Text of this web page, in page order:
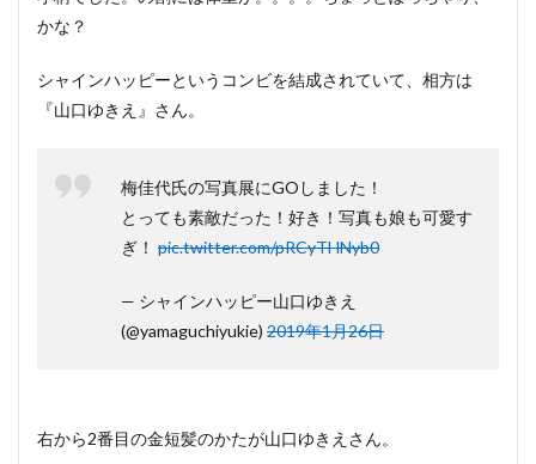
かな？
シャインハッピーというコンビを結成されていて、相方は
『山口ゆきえ』さん。
梅佳代氏の写真展にGOしました！
とっても素敵だった！好き！写真も娘も可愛す
ぎ！ pic.twitter.com/pRCyTHNyb0
— シャインハッピー山口ゆきえ
(@yamaguchiyukie) 2019年1月26日
右から2番目の金短髪のかたが山口ゆきえさん。